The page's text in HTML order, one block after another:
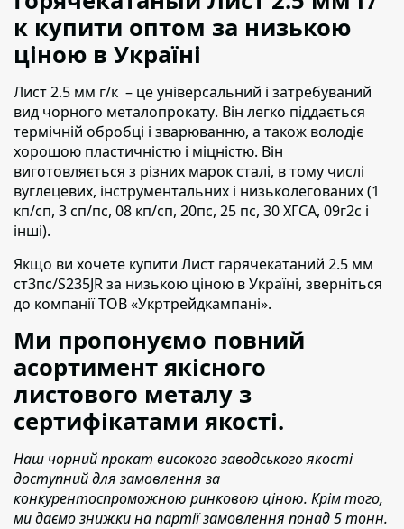
к купити оптом за низькою
ціною в Україні
Лист 2.5 мм г/к – це універсальний і затребуваний
вид чорного металопрокату. Він легко піддається
термічній обробці і зварюванню, а також володіє
хорошою пластичністю і міцністю. Він
виготовляється з різних марок сталі, в тому числі
вуглецевих, інструментальних і низьколегованих (1
кп/сп, 3 сп/пс, 08 кп/сп, 20пс, 25 пс, 30 ХГСА, 09г2с і
інші).
Якщо ви хочете купити Лист гарячекатаний 2.5 мм
ст3пс/S235JRза низькою ціною в Україні, зверніться
до компанії ТОВ «Укртрейдкампані».
Ми пропонуємо повний
асортимент якісного
листового металу з
сертифікатами якості.
Наш чорний прокат високого заводського якості
доступний для замовлення за
конкурентоспроможною ринковою ціною. Крім того,
ми даємо знижки на партії замовлення понад 5 тонн.